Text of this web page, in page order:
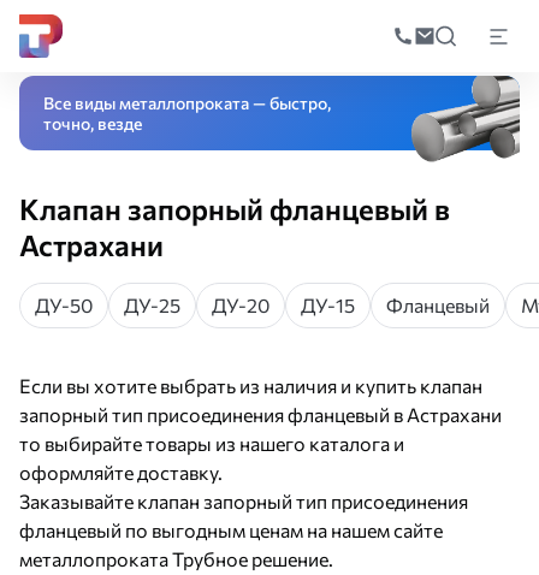
по
Главная Запорная арматура
Все виды металлопроката — быстро,
точно, везде
Клапан запорный фланцевый в
Астрахани
ДУ-50 ДУ-25 ДУ-20 ДУ-15 Фланцевый
Если вы хотите выбрать из наличия и купить клапан
запорный тип присоединения фланцевый в Астрахани
то выбирайте товары из нашего каталога и
оформляйте доставку.
Заказывайте клапан запорный тип присоединения
фланцевый по выгодным ценам на нашем сайте
металлопроката Трубное решение.